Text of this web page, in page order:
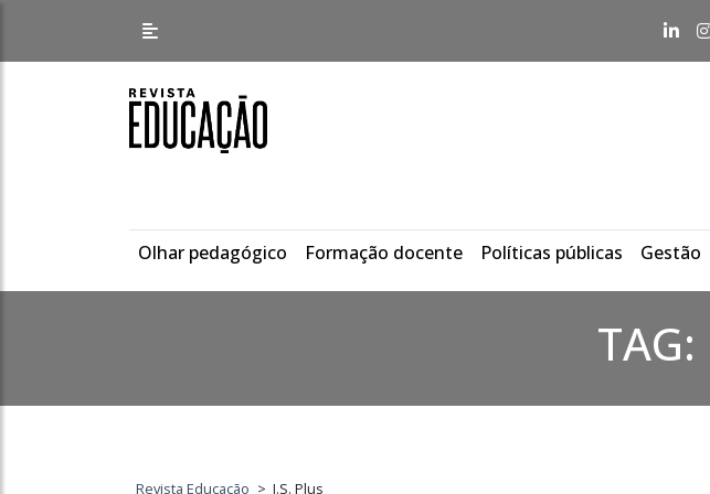
Olhar pedagógico Formação docente Políticas públicas Gestão
TAG:
Revista Educação > I.S. Plus